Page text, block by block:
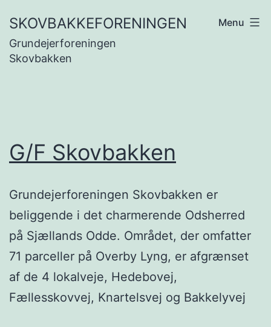
indhold
SKOVBAKKEFORENINGEN
Grundejerforeningen
Skovbakken
Menu
G/F Skovbakken
Grundejerforeningen Skovbakken er
beliggende i det charmerende Odsherred
på Sjællands Odde. Området, der omfatter
71 parceller på Overby Lyng, er afgrænset
af de 4 lokalveje, Hedebovej,
Fællesskovvej, Knartelsvej og Bakkelyvej